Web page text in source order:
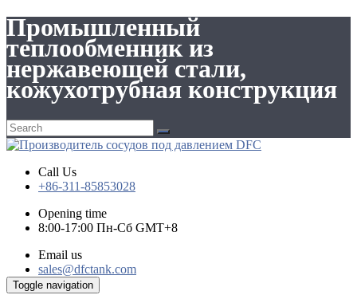
Промышленный
теплообменник из
нержавеющей стали,
кожухотрубная конструкция
Call Us
+86-311-85853028
Opening time
8:00-17:00 Пн-Сб GMT+8
Email us
sales@dfctank.com
Toggle navigation